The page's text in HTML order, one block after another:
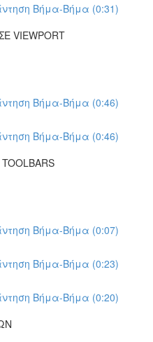
Βήμα-Βήμα (0:31)
VIEWPORT
Βήμα-Βήμα (0:46)
Βήμα-Βήμα (0:46)
Βήμα-Βήμα (0:07)
Βήμα-Βήμα (0:23)
Βήμα-Βήμα (0:20)